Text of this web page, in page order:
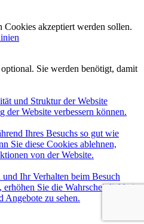
akzeptiert werden sollen.
Sie werden benötigt, damit
und Struktur der Website
der Website verbessern können.
Ihres Besuchs so gut wie
Sie diese Cookies ablehnen,
von der Website.
Ihr Verhalten beim Besuch
erhöhen Sie die Wahrscheinlichkeit,
Angebote zu sehen.